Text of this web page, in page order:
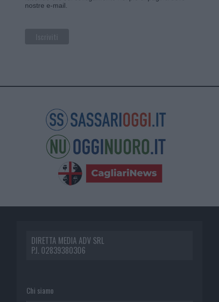
nostre e-mail.
DIRETTA MEDIA ADV SRL
P.I. 02839380306
Chi siamo